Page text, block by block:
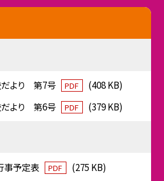
より 第7号 PDF
(408 KB)
より 第6号
PDF (379 KB)
事予定表 PDF
(275 KB)